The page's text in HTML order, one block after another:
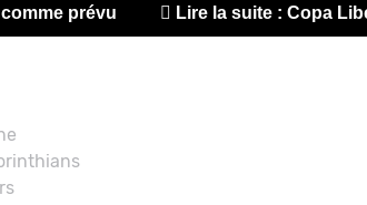
prévu Lire la suite : Copa